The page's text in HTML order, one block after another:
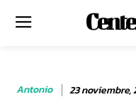
Antonio 23 noviembre,